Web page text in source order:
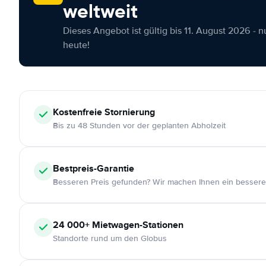
weltweit
Dieses Angebot ist gültig bis 11. August 2026 -
heute!
KostenfreieStornierung
Bis zu 48 Stunden vor der geplanten Abholzeit
Bestpreis-Garantie
Besseren Preis gefunden? Wir machen Ihnen ein
24 000+ Mietwagen-Stationen
Standorte rund um den Globus